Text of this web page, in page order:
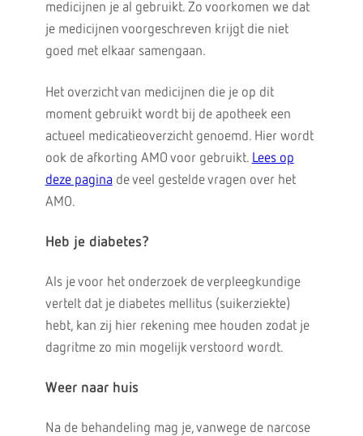
medicijnen je al gebruikt. Zo voorkomen we dat
je medicijnen voorgeschreven krijgt die niet
goed met elkaar samengaan.
Het overzicht van medicijnen die je op dit
moment gebruikt wordt bij de apotheek een
actueel medicatieoverzicht genoemd. Hier wordt
ook de afkorting AMO voor gebruikt. Lees op
deze pagina de veel gestelde vragen over het
AMO.
Heb je diabetes?
Als je voor het onderzoek de verpleegkundige
vertelt dat je diabetes mellitus (suikerziekte)
hebt, kan zij hier rekening mee houden zodat je
dagritme zo min mogelijk verstoord wordt.
Weer naar huis
Na de behandeling mag je, vanwege de narcose